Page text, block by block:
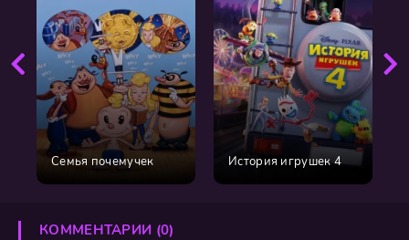
Семья почемучек История игрушек 4
КОММЕНТАРИИ (0)